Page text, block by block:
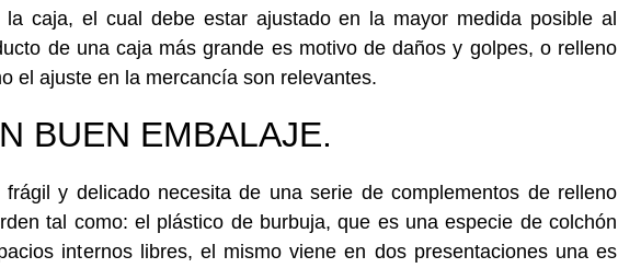
caja, el cual debe estar ajustado en la mayor medida posible al
de una caja más grande es motivo de daños y golpes, o relleno
el ajuste en la mercancía son relevantes.
BUEN EMBALAJE.
y delicado necesita de una serie de complementos de relleno
tal como: el plástico de burbuja, que es una especie de colchón
internos libres, el mismo viene en dos presentaciones una es